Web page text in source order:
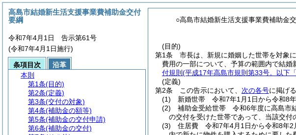
○高島市結婚新生活支援事業費補助金
(目的)
第1条
市長は、新規に婚姻した世帯を対象
費用の一部について、予算の範囲内で結婚
付規則 (平成17年高島市規則第33号。以下
(定義)
第2条
この告示において、 次の各号に掲げ
(1)
新婚世帯 令和7年1月1日から令和8
(2)
補助金受給世帯 令和6年度に高島市
の交付を受けた世帯であって、当該交付
(3)
住居費 令和7年4月1日から令和8年2
高島市結婚新生活支援事業費補助金交付
要綱
令和7年4月1日 告示第61号
(令和7年4月1日施行)
条項目次
沿革
本則
第1条(目的)
第2条(定義)
第3条(交付の対象)
第4条(補助金の額等)
第5条(補助金の交付申請)
第6条(補助金の交付)